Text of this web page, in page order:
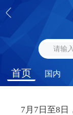
首页 国内
7月7日至8日